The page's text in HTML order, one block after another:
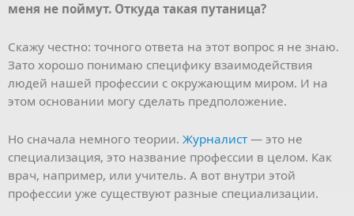
меня не поймут. Откуда такая путаница?
Скажу честно: точного ответа на этот вопрос я не знаю.
Зато хорошо понимаю специфику взаимодействия
людей нашей профессии с окружающим миром. И на
этом основании могу сделать предположение.
Но сначала немного теории. Журналист — это не
специализация, это название профессии в целом. Как
врач, например, или учитель. А вот внутри этой
профессии уже существуют разные специализации.